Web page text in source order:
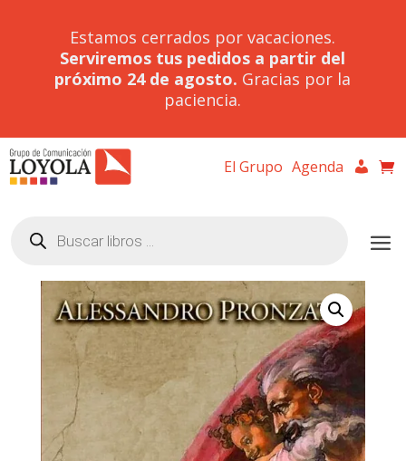
Estamos cerrados por vacaciones.
Serviremos tus pedidos a partir del
próximo 24 de agosto. Gracias por la
paciencia.
El Grupo Agenda
productos